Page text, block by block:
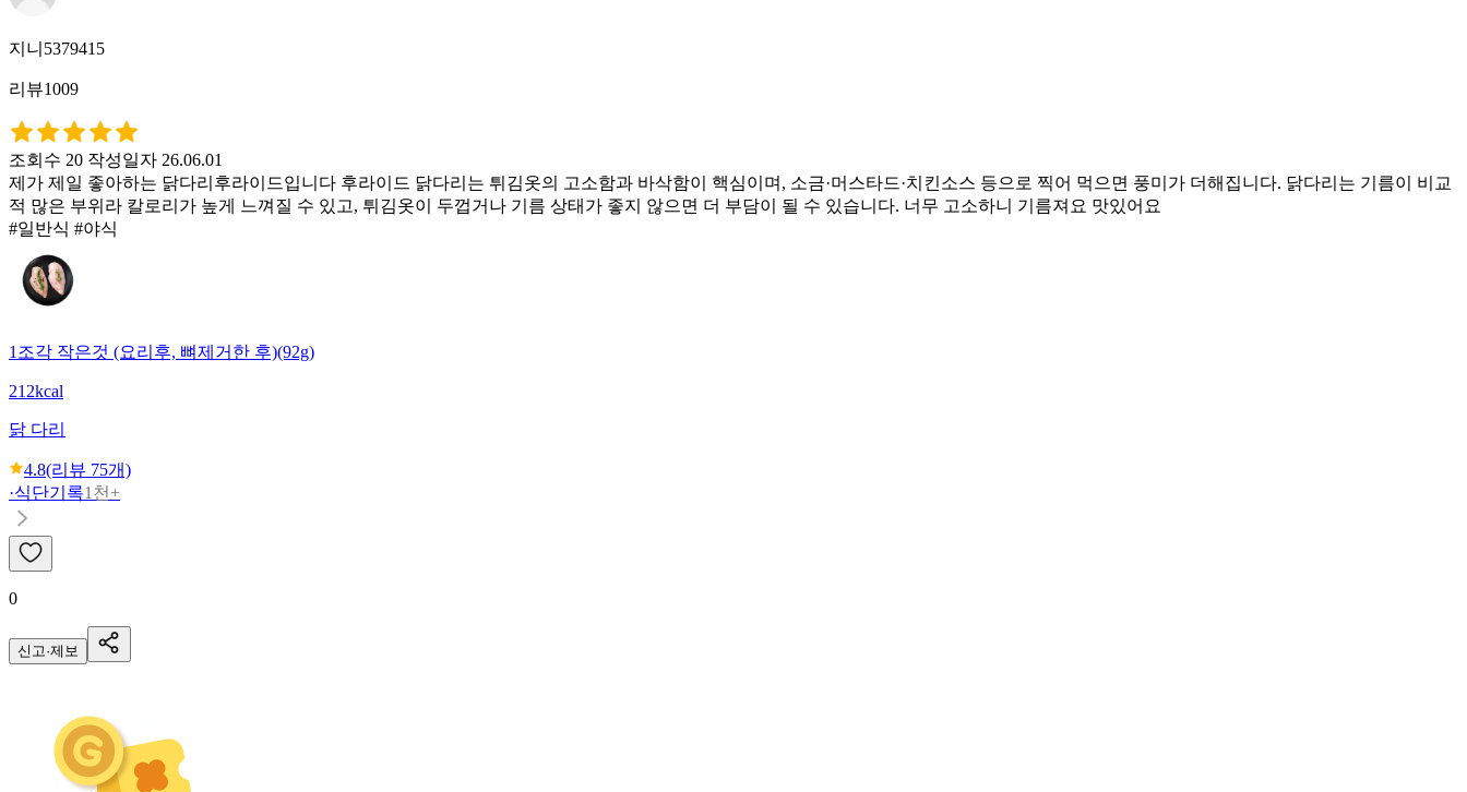
지니5379415
리뷰1009
조회수 20 작성일자 26.06.01
제가 제일 좋아하는 닭다리후라이드입니다 후라이드 닭다리는 튀김옷의 고소함과 바삭함이 핵심이며, 소금·머스타드·치킨소스 등으로 찍어 먹으면 풍미가 더해집니다. 닭다리는 기름이 비교
적 많은 부위라 칼로리가 높게 느껴질 수 있고, 튀김옷이 두껍거나 기름 상태가 좋지 않으면 더 부담이 될 수 있습니다. 너무 고소하니 기름져요 맛있어요
#일반식 #야식
1조각 작은것 (요리후, 뼈제거한 후)(92g)
212kcal
닭 다리
4.8(리뷰 75개)
·식단기록1천+
0
신고·제보